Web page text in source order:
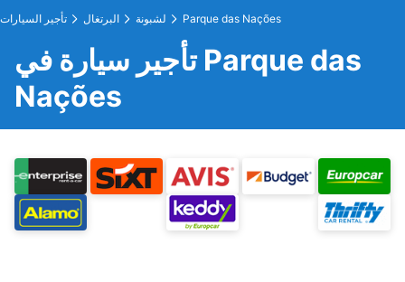
تأجير السيارات البرتغال لشبونة Parque das Nações
تأجير سيارة في Parque das
Nações